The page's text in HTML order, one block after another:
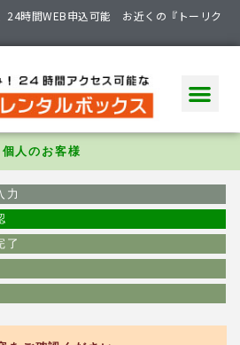
24時間WEB申込可能 お近くの『トーリク
個人のお客様
力
了